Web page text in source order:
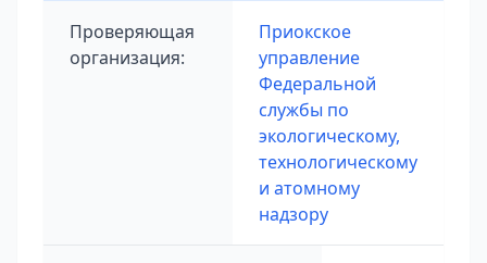
Проверяющая
организация:
Приокское
управление
Федеральной
службы по
экологическому,
технологическому
и атомному
надзору